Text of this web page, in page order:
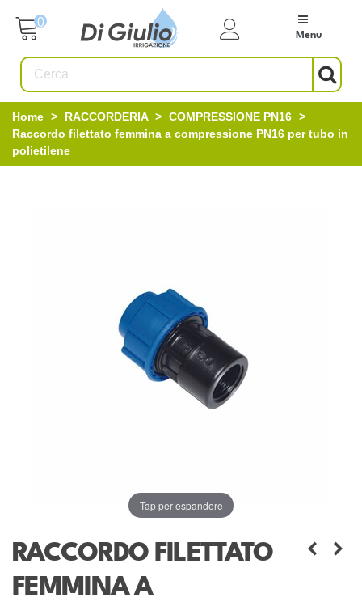
0
Menu
Home > RACCORDERIA > COMPRESSIONE PN16 >
Raccordo filettato femmina a compressione PN16 per tubo in
polietilene
Tap per espandere
RACCORDO FILETTATO
FEMMINA A